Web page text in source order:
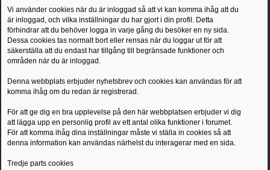
Vi använder cookies när du är inloggad så att vi kan komma ihåg att du
är inloggad, och vilka inställningar du har gjort i din profil. Detta
förhindrar att du behöver logga in varje gång du besöker en ny sida.
Dessa cookies tas normalt bort eller rensas när du loggar ut för att
säkerställa att du endast har tillgång till begränsade funktioner och
områden när du är inloggad.
Denna webbplats erbjuder nyhetsbrev och cookies kan användas för att
komma ihåg om du redan är registrerad.
För att ge dig en bra upplevelse på den här webbplatsen erbjuder vi dig
att lägga upp en personlig profil av ett antal olika funktioner i forumet.
För att komma ihåg dina inställningar måste vi ställa in cookies så att
denna information kan användas närhelst du interagerar med en sida.
Tredje parts cookies